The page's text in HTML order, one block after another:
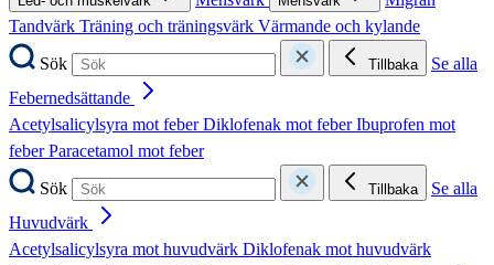
Tandvärk Träning och träningsvärk Värmande och kylande
Sök
Tillbaka
Se alla
Febernedsättande
Acetylsalicylsyra mot feberDiklofenak mot feberIbuprofen mot
feberParacetamol mot feber
Sök
Tillbaka
Se alla
Huvudvärk
Acetylsalicylsyra mot huvudvärk Diklofenak mot huvudvärk